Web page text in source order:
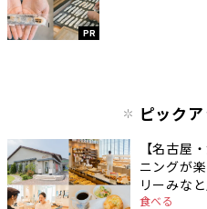
PR
ピック
【名古屋
ニングが
リーみな
食べる